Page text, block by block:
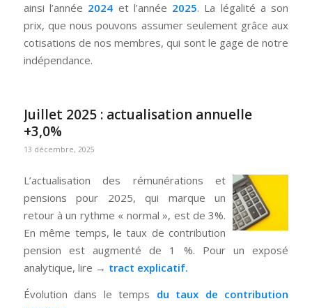
ainsi l’année 2024 et l’année 2025. La légalité a son
prix, que nous pouvons assumer seulement grâce aux
cotisations de nos membres, qui sont le gage de notre
indépendance.
Juillet 2025 : actualisation annuelle
+3,0%
13 décembre, 2025
L’actualisation des rémunérations et
pensions pour 2025, qui marque un
retour à un rythme « normal », est de 3%.
En même temps, le taux de contribution
pension est augmenté de 1 %. Pour un exposé
analytique, lire → tract explicatif.
Évolution dans le temps du taux de contribution